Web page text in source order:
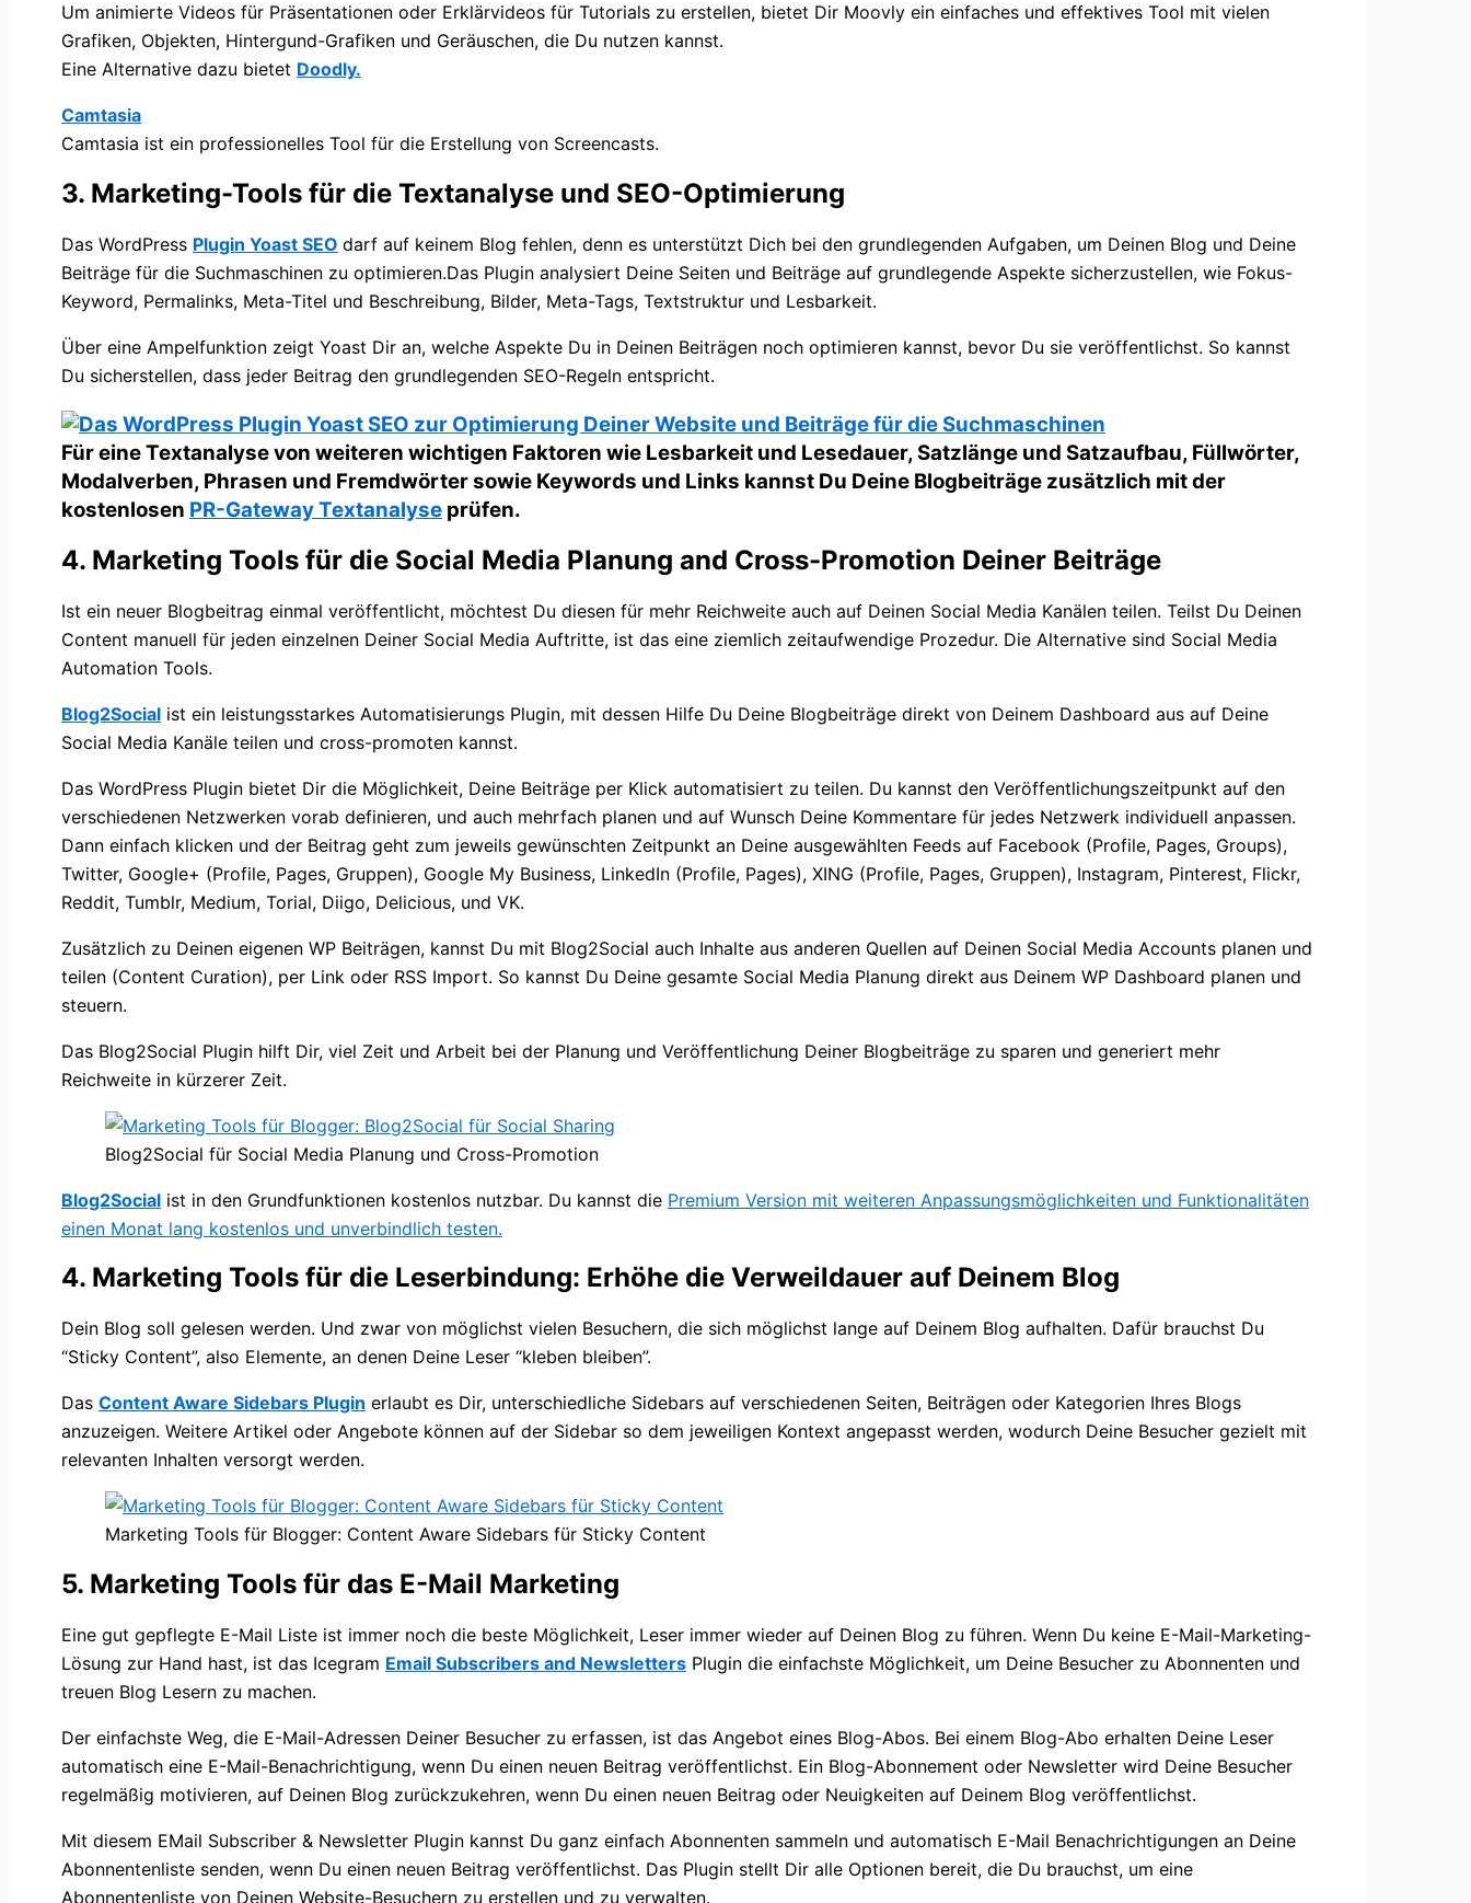
Um animierte Videos für Präsentationen oder Erklärvideos für Tutorials zu erstellen, bietet Dir Moovly ein einfaches und effektives Tool mit vielen
Grafiken, Objekten, Hintergund-Grafiken und Geräuschen, die Du nutzen kannst.
Eine Alternative dazu bietet Doodly.
Camtasia
Camtasia ist ein professionelles Tool für die Erstellung von Screencasts.
3. Marketing-Tools für die Textanalyse und SEO-Optimierung
Das WordPress Plugin Yoast SEO darf auf keinem Blog fehlen, denn es unterstützt Dich bei den grundlegenden Aufgaben, um Deinen Blog und Deine
Beiträge für die Suchmaschinen zu optimieren.Das Plugin analysiert Deine Seiten und Beiträge auf grundlegende Aspekte sicherzustellen, wie Fokus-
Keyword, Permalinks, Meta-Titel und Beschreibung, Bilder, Meta-Tags, Textstruktur und Lesbarkeit.
Über eine Ampelfunktion zeigt Yoast Dir an, welche Aspekte Du in Deinen Beiträgen noch optimieren kannst, bevor Du sie veröffentlichst. So kannst
Du sicherstellen, dass jeder Beitrag den grundlegenden SEO-Regeln entspricht.
Für eine Textanalyse von weiteren wichtigen Faktoren wie Lesbarkeit und Lesedauer, Satzlänge und Satzaufbau, Füllwörter,
Modalverben, Phrasen und Fremdwörter sowie Keywords und Links kannst Du Deine Blogbeiträge zusätzlich mit der
kostenlosen PR-Gateway Textanalyse prüfen.
4. Marketing Tools für die Social Media Planung and Cross-Promotion Deiner Beiträge
Ist ein neuer Blogbeitrag einmal veröffentlicht, möchtest Du diesen für mehr Reichweite auch auf Deinen Social Media Kanälen teilen. Teilst Du Deinen
Content manuell für jeden einzelnen Deiner Social Media Auftritte, ist das eine ziemlich zeitaufwendige Prozedur. Die Alternative sind Social Media
Automation Tools.
Blog2Social ist ein leistungsstarkes Automatisierungs Plugin, mit dessen Hilfe Du Deine Blogbeiträge direkt von Deinem Dashboard aus auf Deine
Social Media Kanäle teilen und cross-promoten kannst.
Das WordPress Plugin bietet Dir die Möglichkeit, Deine Beiträge per Klick automatisiert zu teilen. Du kannst den Veröffentlichungszeitpunkt auf den
verschiedenen Netzwerken vorab definieren, und auch mehrfach planen und auf Wunsch Deine Kommentare für jedes Netzwerk individuell anpassen.
Dann einfach klicken und der Beitrag geht zum jeweils gewünschten Zeitpunkt an Deine ausgewählten Feeds auf Facebook (Profile, Pages, Groups),
Twitter, Google+ (Profile, Pages, Gruppen), Google My Business, LinkedIn (Profile, Pages), XING (Profile, Pages, Gruppen), Instagram, Pinterest, Flickr,
Reddit, Tumblr, Medium, Torial, Diigo, Delicious, und VK.
Zusätzlich zu Deinen eigenen WP Beiträgen, kannst Du mit Blog2Social auch Inhalte aus anderen Quellen auf Deinen Social Media Accounts planen und
teilen (Content Curation), per Link oder RSS Import. So kannst Du Deine gesamte Social Media Planung direkt aus Deinem WP Dashboard planen und
steuern.
Das Blog2Social Plugin hilft Dir, viel Zeit und Arbeit bei der Planung und Veröffentlichung Deiner Blogbeiträge zu sparen und generiert mehr
Reichweite in kürzerer Zeit.
Blog2Social für Social Media Planung und Cross-Promotion
Blog2Social ist in den Grundfunktionen kostenlos nutzbar. Du kannst die Premium Version mit weiteren Anpassungsmöglichkeiten und Funktionalitäten
einen Monat lang kostenlos und unverbindlich testen.
4. Marketing Tools für die Leserbindung: Erhöhe die Verweildauer auf Deinem Blog
Dein Blog soll gelesen werden. Und zwar von möglichst vielen Besuchern, die sich möglichst lange auf Deinem Blog aufhalten. Dafür brauchst Du
“Sticky Content”, also Elemente, an denen Deine Leser “kleben bleiben”.
Das Content Aware Sidebars Plugin erlaubt es Dir, unterschiedliche Sidebars auf verschiedenen Seiten, Beiträgen oder Kategorien Ihres Blogs
anzuzeigen. Weitere Artikel oder Angebote können auf der Sidebar so dem jeweiligen Kontext angepasst werden, wodurch Deine Besucher gezielt mit
relevanten Inhalten versorgt werden.
Marketing Tools für Blogger: Content Aware Sidebars für Sticky Content
5. Marketing Tools für das E-Mail Marketing
Eine gut gepflegte E-Mail Liste ist immer noch die beste Möglichkeit, Leser immer wieder auf Deinen Blog zu führen. Wenn Du keine E-Mail-Marketing-
Lösung zur Hand hast, ist das Icegram Email Subscribers and Newsletters Plugin die einfachste Möglichkeit, um Deine Besucher zu Abonnenten und
treuen Blog Lesern zu machen.
Der einfachste Weg, die E-Mail-Adressen Deiner Besucher zu erfassen, ist das Angebot eines Blog-Abos. Bei einem Blog-Abo erhalten Deine Leser
automatisch eine E-Mail-Benachrichtigung, wenn Du einen neuen Beitrag veröffentlichst. Ein Blog-Abonnement oder Newsletter wird Deine Besucher
regelmäßig motivieren, auf Deinen Blog zurückzukehren, wenn Du einen neuen Beitrag oder Neuigkeiten auf Deinem Blog veröffentlichst.
Mit diesem EMail Subscriber & Newsletter Plugin kannst Du ganz einfach Abonnenten sammeln und automatisch E-Mail Benachrichtigungen an Deine
Abonnentenliste senden, wenn Du einen neuen Beitrag veröffentlichst. Das Plugin stellt Dir alle Optionen bereit, die Du brauchst, um eine
Abonnentenliste von Deinen Website-Besuchern zu erstellen und zu verwalten.